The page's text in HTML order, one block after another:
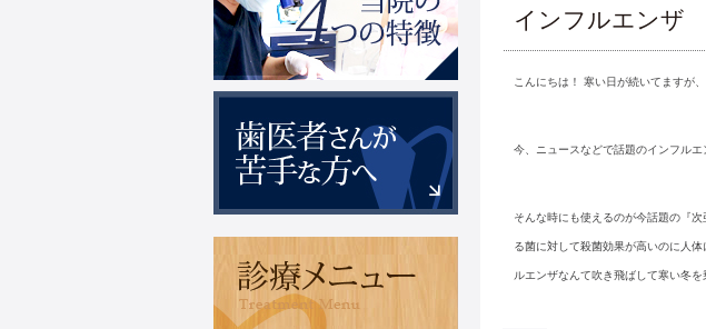
インフルエンザ
こんにちは！ 寒い日が続いてますが
今、ニュースなどで話題のインフル
そんな時にも使えるのが今話題の『
る菌に対して殺菌効果が高いのに人
ルエンザなんて吹き飛ばして寒い冬を